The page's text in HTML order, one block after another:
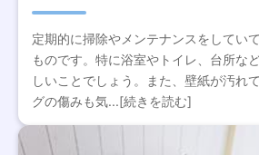
定期的に掃除やメンテナンスをしてい
ものです。特に浴室やトイレ、台所な
しいことでしょう。また、壁紙が汚れ
グの傷みも気...[続きを読む]